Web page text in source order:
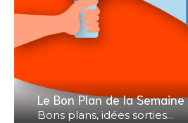
Le Bon Plan de la Semaine
Bons plans, idées sorties...